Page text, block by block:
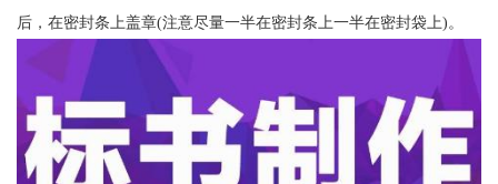
后，在密封条上盖章(注意尽量一半在密封条上一半在密封袋上)。